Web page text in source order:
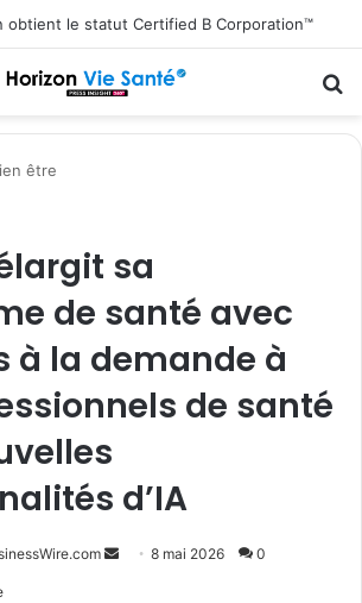
obtient le statut Certified B Corporation™
être
sa
de santé avec
à la demande à
de santé
d’IA
Envoyer8 mai 2026 0